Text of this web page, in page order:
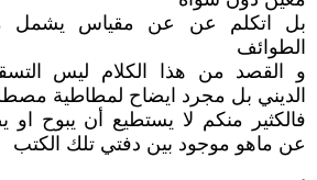
بل اتكلم عن عن مقياس يشمل
الطوائف
و القصد من هذا الكلام ليس
الديني بل مجرد ايضاح لمطاطية
فالكثير منكم لا يستطيع أن يبوح او
عن ماهو موجود بين دفتي تلك الكتب